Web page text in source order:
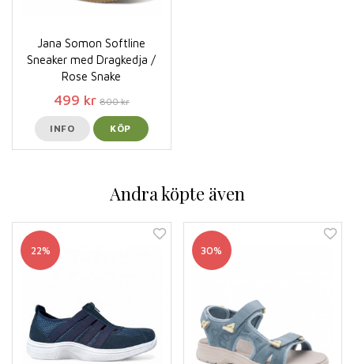
Jana Somon Softline
Sneaker med Dragkedja /
Rose Snake
499 kr 800 kr
INFO KÖP
Andra köpte även
22% 30%